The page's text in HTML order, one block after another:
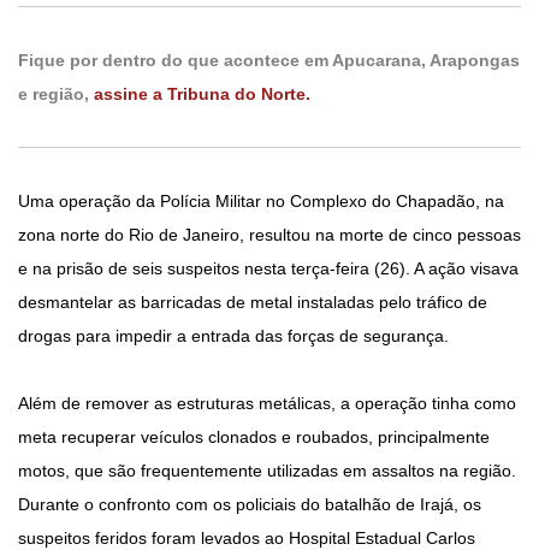
Fique por dentro do que acontece em Apucarana, Arapongas
e região, assine a Tribuna do Norte.
Uma operação da Polícia Militar no Complexo do Chapadão, na
zona norte do Rio de Janeiro, resultou na morte de cinco pessoas
e na prisão de seis suspeitos nesta terça-feira (26). A ação visava
desmantelar as barricadas de metal instaladas pelo tráfico de
drogas para impedir a entrada das forças de segurança.
Além de remover as estruturas metálicas, a operação tinha como
meta recuperar veículos clonados e roubados, principalmente
motos, que são frequentemente utilizadas em assaltos na região.
Durante o confronto com os policiais do batalhão de Irajá, os
suspeitos feridos foram levados ao Hospital Estadual Carlos